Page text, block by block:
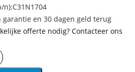
garantie en 30 dagen geld terug
offerte nodig? Contacteer ons